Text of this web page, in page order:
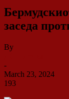
заседа
By
-
March 23, 2024
193